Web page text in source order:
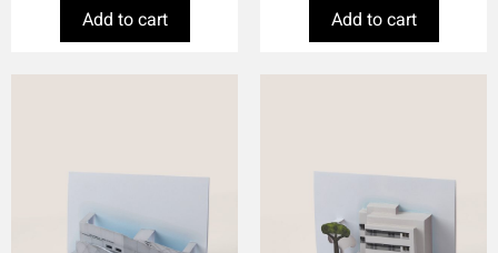
Add to cart
Add to cart